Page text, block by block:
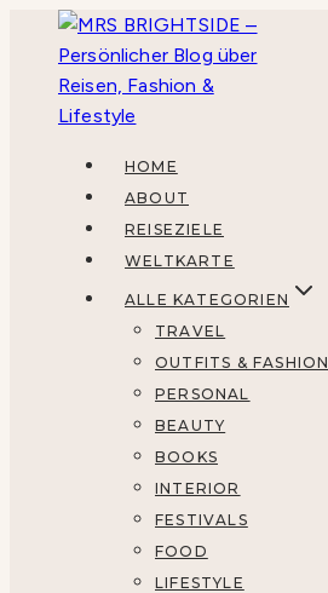
springen
HOME
ABOUT
REISEZIELE
WELTKARTE
ALLE KATEGORIEN
TRAVEL
OUTFITS & FASHION
PERSONAL
BEAUTY
BOOKS
INTERIOR
FESTIVALS
FOOD
LIFESTYLE